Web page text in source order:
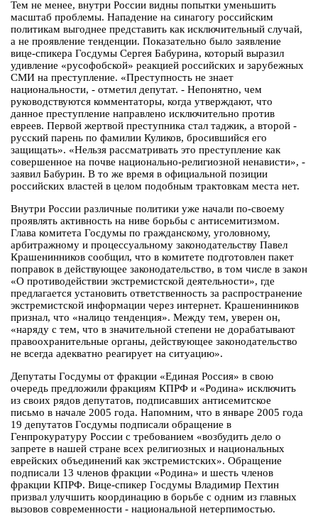
Тем не менее, внутри России видны попытки уменьшить
масштаб проблемы. Нападение на синагогу российским
политикам выгоднее представить как исключительный случай,
а не проявление тенденции. Показательно было заявление
вице-спикера Госдумы Сергея Бабурина, который выразил
удивление «русофобской» реакцией российских и зарубежных
СМИ на преступление. «Преступность не знает
национальности, - отметил депутат. - Непонятно, чем
руководствуются комментаторы, когда утверждают, что
данное преступление направлено исключительно против
евреев. Первой жертвой преступника стал таджик, а второй -
русский парень по фамилии Куликов, бросившийся его
защищать». «Нельзя рассматривать это преступление как
совершенное на почве национально-религиозной ненависти», -
заявил Бабурин. В то же время в официальной позиции
российских властей в целом подобным трактовкам места нет.
Внутри России различные политики уже начали по-своему
проявлять активность на ниве борьбы с антисемитизмом.
Глава комитета Госдумы по гражданскому, уголовному,
арбитражному и процессуальному законодательству Павел
Крашенинников сообщил, что в комитете подготовлен пакет
поправок в действующее законодательство, в том числе в закон
«О противодействии экстремистской деятельности», где
предлагается установить ответственность за распространение
экстремистской информации через интернет. Крашенинников
признал, что «налицо тенденция». Между тем, уверен он,
«наряду с тем, что в значительной степени не дорабатывают
правоохранительные органы, действующее законодательство
не всегда адекватно реагирует на ситуацию».
Депутаты Госдумы от фракции «Единая Россия» в свою
очередь предложили фракциям КПРФ и «Родина» исключить
из своих рядов депутатов, подписавших антисемитское
письмо в начале 2005 года. Напомним, что в январе 2005 года
19 депутатов Госдумы подписали обращение в
Генпрокуратуру России с требованием «возбудить дело о
запрете в нашей стране всех религиозных и национальных
еврейских объединений как экстремистских». Обращение
подписали 13 членов фракции «Родина» и шесть членов
фракции КПРФ. Вице-спикер Госдумы Владимир Пехтин
призвал улучшить координацию в борьбе с одним из главных
вызовов современности - национальной нетерпимостью.